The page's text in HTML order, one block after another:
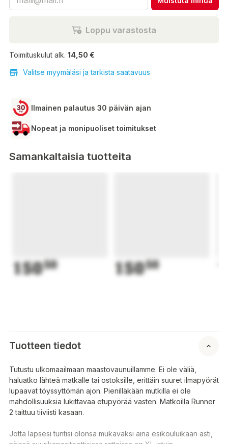
Loppu varastosta
Toimituskulut alk. 14,50 €
Valitse myymäläsi ja tarkista saatavuus
Ilmainen palautus 30 päivän ajan
Nopeat ja monipuoliset toimitukset
Samankaltaisia tuotteita
15050 15050
Tuotteen tiedot
Tutustu ulkomaailmaan maastovaunuillamme. Ei ole väliä,
haluatko lähteä matkalle tai ostoksille, erittäin suuret ilmapyörät
lupaavat töyssyttömän ajon. Pienilläkään mutkilla ei ole
mahdollisuuksia lukittavaa etupyörää vasten. Matkoilla Runner
2 taittuu tiiviisti kasaan.
Jotta lapsesi tuntisi olonsa mukavaksi aina esikouluikään asti,